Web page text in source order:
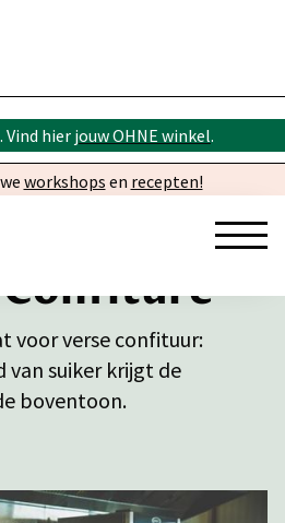
Vind hier jouw OHNE winkel.
workshops en recepten!
Confiture
voor verse confituur:
van suiker krijgt de
boventoon.